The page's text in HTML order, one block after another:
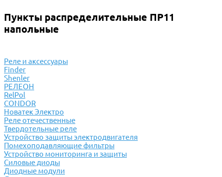
Пункты распределительные ПР11
напольные
Реле и аксессуары
Finder
Shenler
РЕЛЕОН
RelPol
CONDOR
Новатек Электро
Реле отечественные
Твердотельные реле
Устройство защиты электродвигателя
Помехоподавляющие фильтры
Устройство мониторинга и защиты
Силовые диоды
Диодные модули